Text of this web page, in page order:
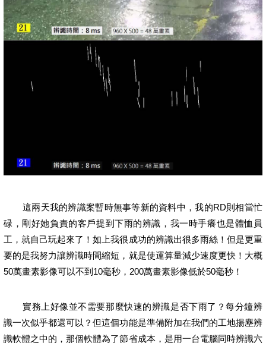
這兩天我的辨識案暫時無事等新的資料中，我的RD則相當忙
碌，剛好她負責的客戶提到下雨的辨識，我一時手癢也是體恤員
工，就自己玩起來了！如上我很成功的辨識出很多雨絲！但是更重
要的是我努力讓辨識時間縮短，就是使運算量減少速度更快！大概
50萬畫素影像可以不到 10毫秒， 200萬畫素影像低於50毫秒！
實務上好像並不需要那麼快速的辨識是否下雨了？每分鐘辨
識一次似乎都還可以？但這個功能是準備附加在我們的工地揚塵辨
識軟體之中的，那個軟體為了節省成本，是用一台電腦同時辨識六